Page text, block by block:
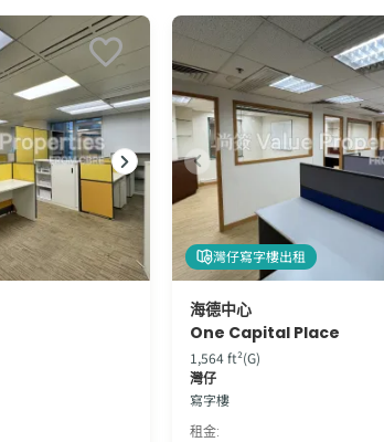
灣仔寫字樓出租
海德中心
One Capital Place
1,564 ft²(G)
灣仔
寫字樓
租金: